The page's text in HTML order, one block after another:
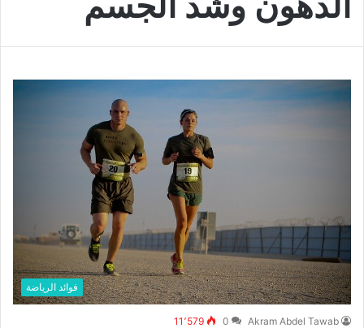
فوائد الرياضة
Akram Abdel Tawab
0 11٬579